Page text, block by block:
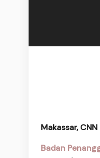
Makassar,
Badan